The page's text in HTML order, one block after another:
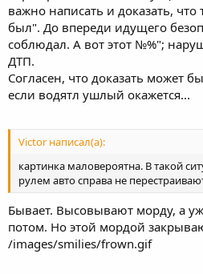
важно написать и доказать,
был". До впереди идущего
соблюдал. А вот этот №%";
ДТП.
Согласен, что доказать может
если водятл ушлый окажется...
Victor написал(а):
картинка маловероятна. В такой
рулем авто справа не
Бывает. Высовывают морду, а
потом. Но этой мордой
/images/smilies/frown.gif